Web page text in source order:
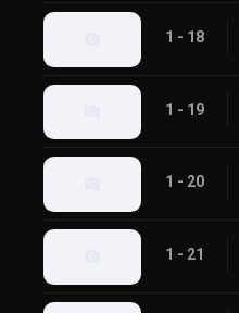
1 - 18
1 - 19
1 - 20
1 - 21